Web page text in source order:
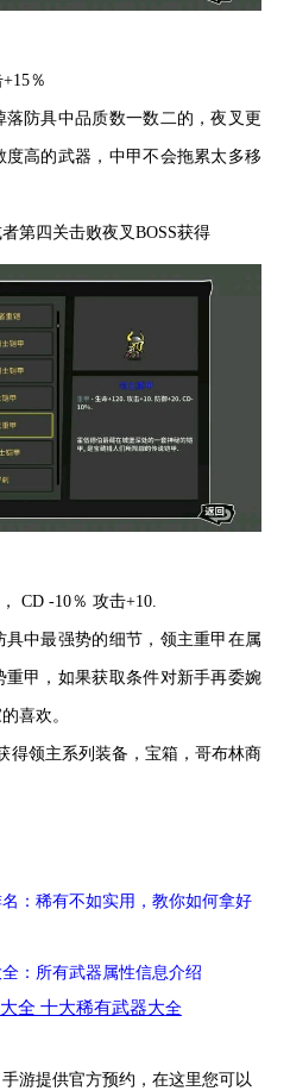
+15％
防具中品质数一数二的，夜叉更
高的武器，中甲不会拖累太多移
第四关击败夜叉 BOSS获得
， CD -10％ 攻击+10.
中最强势的细节，领主重甲在属
甲，如果获取条件对新手再委婉
喜欢。
得领主系列装备，宝箱，哥布林商
：稀有不如实用，教你如何拿好
：所有武器属性信息介绍
全 十大稀有武器大全
游提供官方预约，在这里您可以